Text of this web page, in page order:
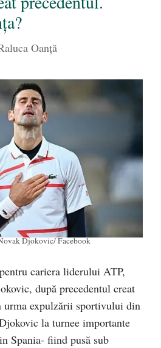
Oanță
Djokovic/ Facebook
cariera liderului ATP,
după precedentul creat
urma expulzării sportivului din
la turnee importante
Spania- fiind pusă sub